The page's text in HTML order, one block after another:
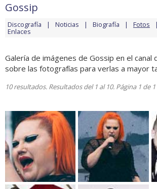
Gossip
Discografía Noticias Biografía Fotos
Enlaces
Galería de imágenes de Gossip en el canal
sobre las fotografías para verlas a mayor
10 resultados. Resultados del 1 al 10. Página 1 de 1